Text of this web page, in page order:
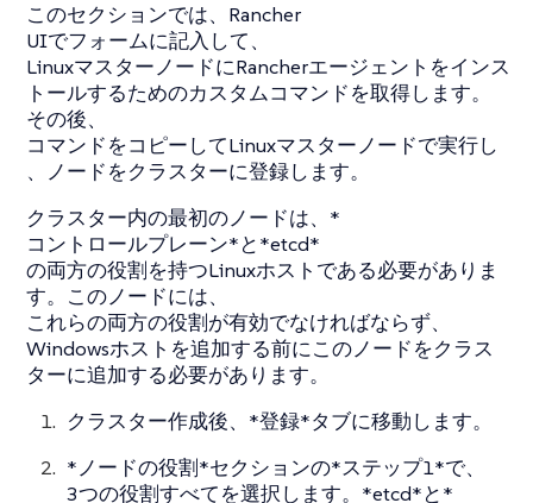
このセクションでは、Rancher
UIでフォームに記入して、
LinuxマスターノードにRancherエージェントをインス
トールするためのカスタムコマンドを取得します。
その後、
コマンドをコピーしてLinuxマスターノードで実行し
、ノードをクラスターに登録します。
クラスター内の最初のノードは、*
コントロールプレーン*と*etcd*
の両方の役割を持つLinuxホストである必要がありま
す。このノードには、
これらの両方の役割が有効でなければならず、
Windowsホストを追加する前にこのノードをクラス
ターに追加する必要があります。
クラスター作成後、*登録*タブに移動します。
*ノードの役割*セクションの*ステップ1*で、
3つの役割すべてを選択します。*etcd*と*